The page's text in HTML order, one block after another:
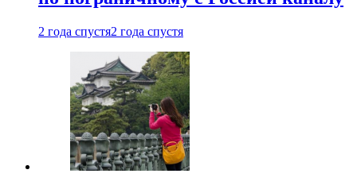
2 года спустя2 года спустя